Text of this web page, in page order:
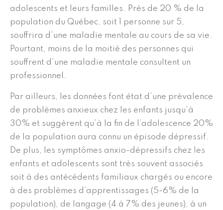
adolescents et leurs familles. Près de 20 % de la
population du Québec, soit 1 personne sur 5,
souffrira d’une maladie mentale au cours de sa vie.
Pourtant, moins de la moitié des personnes qui
souffrent d’une maladie mentale consultent un
professionnel.
Par ailleurs, les données font état d’une prévalence
de problèmes anxieux chez les enfants jusqu’à
30% et suggèrent qu’à la fin de l’adolescence 20%
de la population aura connu un épisode dépressif.
De plus, les symptômes anxio-dépressifs chez les
enfants et adolescents sont très souvent associés
soit à des antécédents familiaux chargés ou encore
à des problèmes d’apprentissages (5-6% de la
population), de langage (4 à 7% des jeunes), à un